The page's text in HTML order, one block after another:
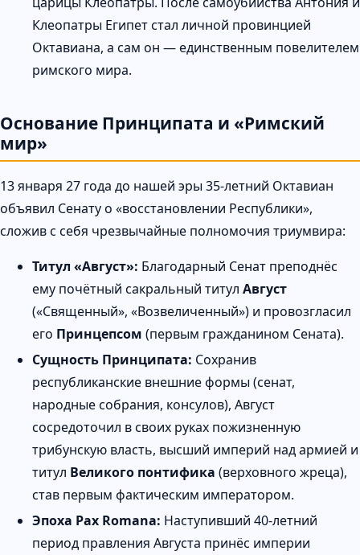
Клеопатры Египет стал личной провинцией
Октавиана, а сам он — единственным повелителем
римского мира.
Основание Принципата и «Римский
мир»
13 января 27 года до нашей эры 35-летний Октавиан
объявил Сенату о «восстановлении Республики»,
сложив с себя чрезвычайные полномочия триумвира:
Титул «Август»: Благодарный Сенат преподнёс
ему почётный сакральный титул Август
(«Священный», «Возвеличенный») и провозгласил
его Принцепсом (первым гражданином Сената).
Сущность Принципата: Сохранив
республиканские внешние формы (сенат,
народные собрания, консулов), Август
сосредоточил в своих руках пожизненную
трибунскую власть, высший империй над армией и
титул Великого понтифика (верховного жреца),
став первым фактическим императором.
Эпоха Pax Romana: Наступивший 40-летний
период правления Августа принёс империи